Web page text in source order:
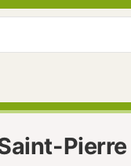
Pierre